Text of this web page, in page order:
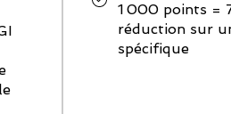
1 000 points =
réduction sur
spécifique